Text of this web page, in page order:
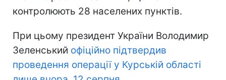
контролюють 28 населених пунктів.
При цьому президент України Володимир
Зеленський офіційно підтвердив
проведення операції у Курській області